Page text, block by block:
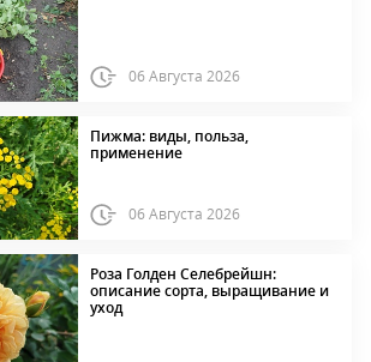
06 Августа 2026
Пижма: виды, польза,
применение
06 Августа 2026
Роза Голден Селебрейшн:
описание сорта, выращивание и
уход